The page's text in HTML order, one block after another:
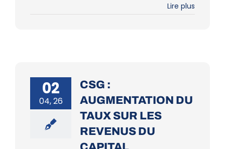
Lire plus
02
04, 26
CSG :
AUGMENTATION DU
TAUX SUR LES
REVENUS DU